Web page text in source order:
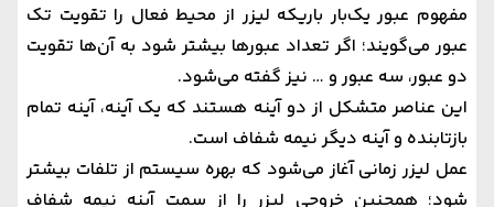
مفهوم عبور یک‌بار باریکه لیزر از محیط فعال را تقویت تک
عبور می‌گویند؛ اگر تعداد عبورها بیشتر شود به آن‌ها تقویت
دو عبور، سه عبور و … نیز گفته می‌شود.
این عناصر متشکل از دو آینه هستند که یک آینه، آینه تمام
بازتابنده و آینه دیگر نیمه شفاف است.
عمل لیزر زمانی آغاز می‌شود که بهره سیستم از تلفات بیشتر
شود؛ همچنین خروجی لیزر را از سمت آینه نیمه شفاف